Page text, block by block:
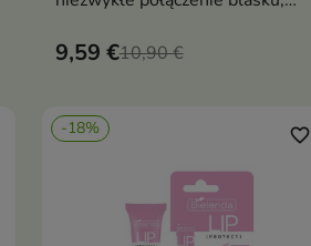
9,59 €10,90 €
-18% favorite_border